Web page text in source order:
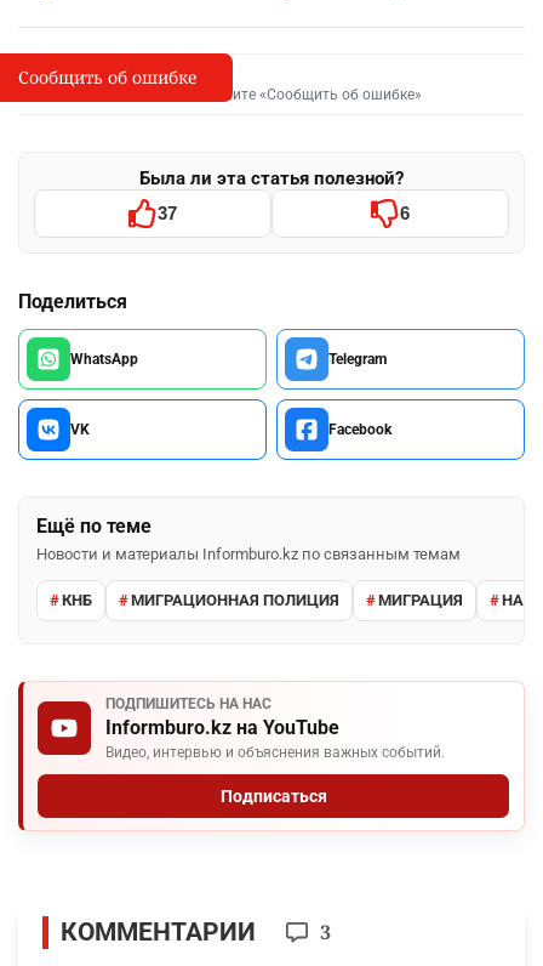
I
Сообщить об опечатке
Выделите фрагмент и нажмите «Сообщить об ошибке»
Была ли эта статья полезной?
37 6
Поделиться
WhatsApp Telegram
VK Facebook
Ещё по теме
Новости и материалы Informburo.kz по связанным темам
КНБ МИГРАЦИОННАЯ ПОЛИЦИЯ МИГРАЦИЯ
ПОДПИШИТЕСЬ НА НАС
Informburo.kz на YouTube
Видео, интервью и объяснения важных событий.
Подписаться
Сообщить об ошибке
КОММЕНТАРИИ 3